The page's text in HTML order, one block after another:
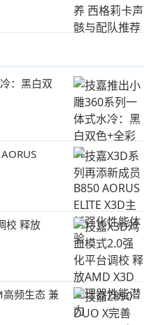
：黑白双
校 释放
频生态 兼